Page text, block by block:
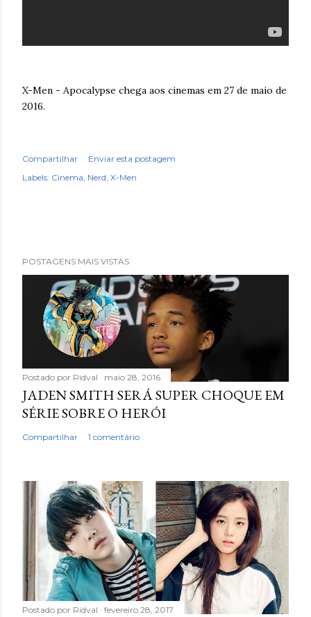
X-Men - Apocalypse chega aos cinemas em 27 de maio de
2016.
Compartilhar
Enviar esta postagem
Labels: Cinema Nerd X-Men
POSTAGENS MAIS VISTAS
Postado por Ridval maio 28, 2016
JADEN SMITH SERÁ SUPER CHOQUE EM
SÉRIE SOBRE O HERÓI
Compartilhar 1 comentário
Postado por Ridval fevereiro 28, 2017